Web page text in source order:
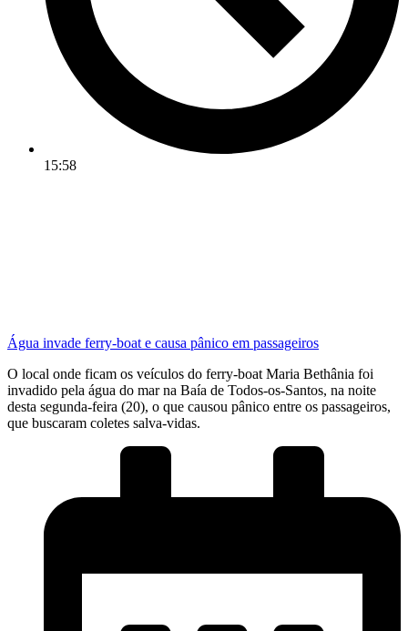
15:58
Água invade ferry-boat e causa pânico em passageiros
O local onde ficam os veículos do ferry-boat Maria Bethânia foi
invadido pela água do mar na Baía de Todos-os-Santos, na noite
desta segunda-feira (20), o que causou pânico entre os passageiros,
que buscaram coletes salva-vidas.